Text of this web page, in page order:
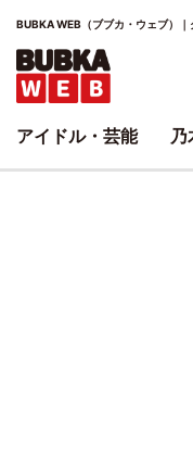
BUBKA WEB（ブブカ・ウェブ）
アイドル・芸能 乃